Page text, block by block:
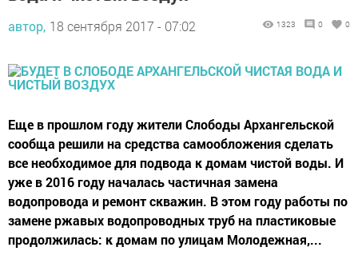
автор, 18 сентября 2017 - 07:02 1323 0 0
Еще в прошлом году жители Слободы Архангельской
сообща решили на средства самообложения сделать
все необходимое для подвода к домам чистой воды. И
уже в 2016 году началась частичная замена
водопровода и ремонт скважин. В этом году работы по
замене ржавых водопроводных труб на пластиковые
продолжилась: к домам по улицам Молодежная,...